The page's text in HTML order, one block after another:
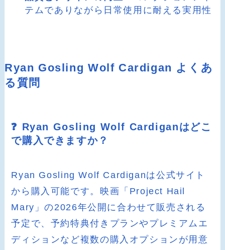
テムでありながら日常使用に耐える実用性
Ryan Gosling Wolf Cardigan よくあ
る質問
❓ Ryan Gosling Wolf Cardiganはどこ
で購入できますか？
Ryan Gosling Wolf Cardiganは公式サイト
から購入可能です。映画「Project Hail
Mary」の2026年公開に合わせて販売される
予定で、予約特典付きプランやプレミアムエ
ディションなど複数の購入オプションが用意